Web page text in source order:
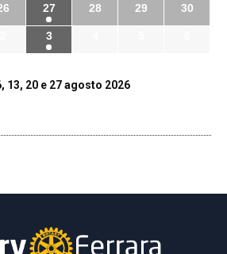
27 28 29 30
3
13, 20 e 27 agosto 2026